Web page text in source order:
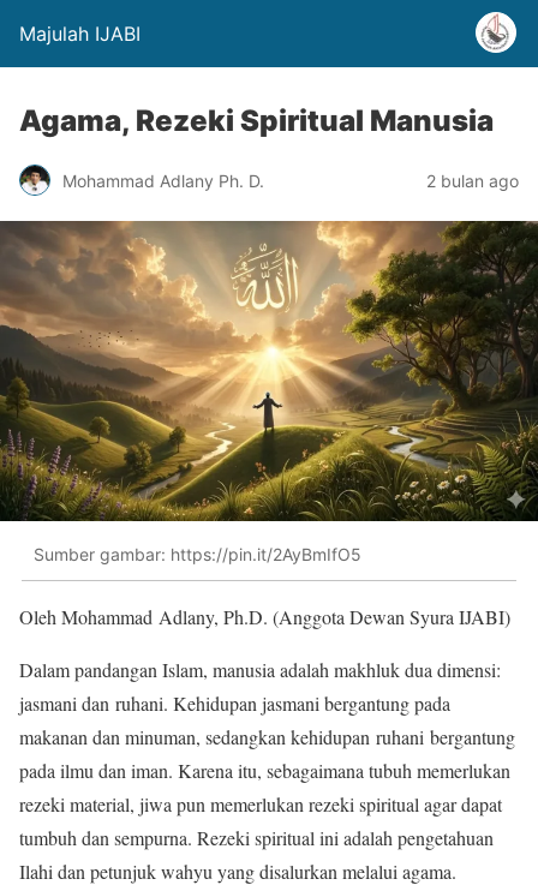
Majulah IJABI
Agama, Rezeki Spiritual Manusia
Mohammad Adlany Ph. D. 2 bulan ago
Sumber gambar: https://pin.it/2AyBmIfO5
Oleh Mohammad Adlany, Ph.D. (Anggota Dewan Syura IJABI)
Dalam pandangan Islam, manusia adalah makhluk dua dimensi:
jasmani dan ruhani. Kehidupan jasmani bergantung pada
makanan dan minuman, sedangkan kehidupan ruhani bergantung
pada ilmu dan iman. Karena itu, sebagaimana tubuh memerlukan
rezeki material, jiwa pun memerlukan rezeki spiritual agar dapat
tumbuh dan sempurna. Rezeki spiritual ini adalah pengetahuan
Ilahi dan petunjuk wahyu yang disalurkan melalui agama.